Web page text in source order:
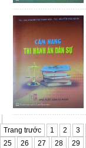
Trang trước 1 2 3
25
26 27 28 29